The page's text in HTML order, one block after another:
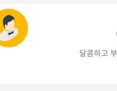
달콤하고